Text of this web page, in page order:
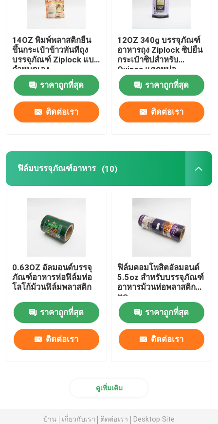
14OZ พิมพ์พลาสติกยืน
ขึ้นกระเป๋าข้าวทันทีถุง
บรรจุภัณฑ์ Ziplock แบบ
กำหนดเอง
ราคาถูกที่สุด
ติดต่อเรา
12OZ 340g บรรจุภัณฑ์
อาหารถุง Ziplock ซิปยืน
กระเป๋าซิปสำหรับ
Quinoa แตกหน่อ
ราคาถูกที่สุด
ติดต่อเรา
ฟิล์มบรรจุภัณฑ์อาหาร (10)
0.63OZ อัลมอนด์บรรจุ
ภัณฑ์อาหารห่อฟิล์มห่อ
โลโก้ม้วนฟิล์มพลาสติก
ราคาถูกที่สุด
ติดต่อเรา
ฟิล์มคอมโพสิตอัลมอนด์
5.5oz สำหรับบรรจุภัณฑ์
อาหารม้วนห่อพลาสติก
หด
ราคาถูกที่สุด
ติดต่อเรา
ดูเพิ่มเติม
บ้าน เกี่ยวกับเรา ติดต่อเรา Desktop Site